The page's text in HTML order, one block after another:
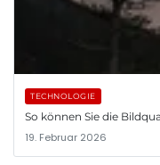
TECHNOLOGIE
So können Sie die
19. Februar 2026